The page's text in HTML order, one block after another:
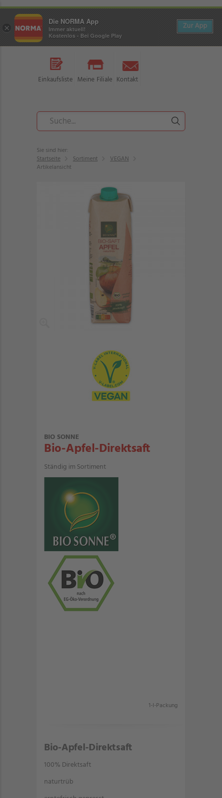
Einkaufsliste Meine Filiale Kontakt
Sie sind hier:
Startseite
Sortiment
VEGAN
Artikelansicht
BIO SONNE
Bio-Apfel-Direktsaft
Ständig im Sortiment
1-l-Packung
Bio-Apfel-Direktsaft
100% Direktsaft
naturtrüb
×
Die NORMA App
Immer aktuell!
Kostenlos - Bei Google Play
Zur App